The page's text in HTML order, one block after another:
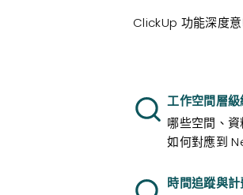
ClickUp 功能深度
工作空間層
哪些空間、
如何對應到
時間追蹤與計